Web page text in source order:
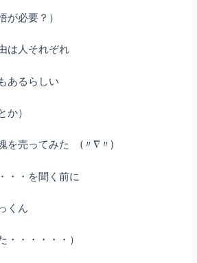
が必要？）
は人それぞれ
あるらしい
か）
を売ってみた (〃∇〃)
・・を聞く前に
くん
・・・・・・）